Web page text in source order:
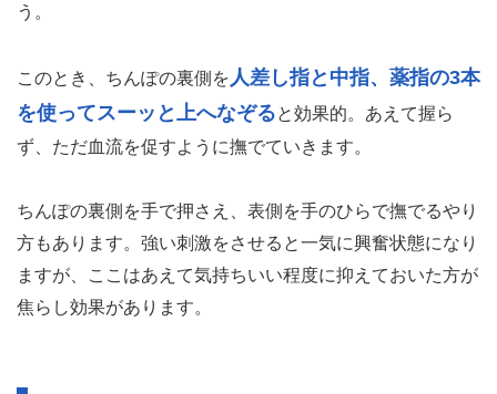
う。
このとき、ちんぽの裏側を 人差し指と中指、薬指の3本
を使ってスーッと上へなぞると効果的。あえて握ら
ず、ただ血流を促すように撫でていきます。
ちんぽの裏側を手で押さえ、表側を手のひらで撫でるやり
方もあります。強い刺激をさせると一気に興奮状態になり
ますが、ここはあえて気持ちいい程度に抑えておいた方が
焦らし効果があります。